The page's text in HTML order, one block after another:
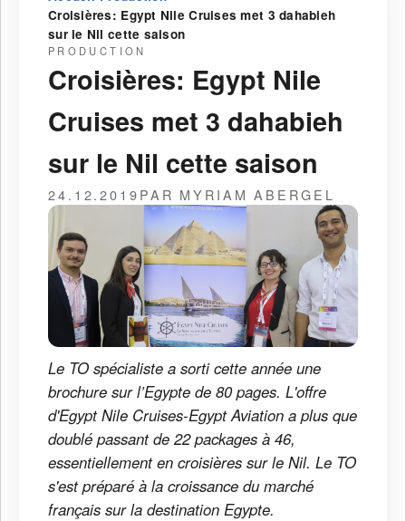
Croisières: Egypt Nile Cruises met 3 dahabieh
sur le Nil cette saison
PRODUCTION
Croisières: Egypt Nile
Cruises met 3 dahabieh
sur le Nil cette saison
24.12.2019PAR MYRIAM ABERGEL
Le TO spécialiste a sorti cette année une
brochure sur l’Egypte de 80 pages. L'offre
d'Egypt Nile Cruises-Egypt Aviation a plus que
doublé passant de 22 packages à 46,
essentiellement en croisières sur le Nil. Le TO
s'est préparé à la croissance du marché
français sur la destination Egypte.